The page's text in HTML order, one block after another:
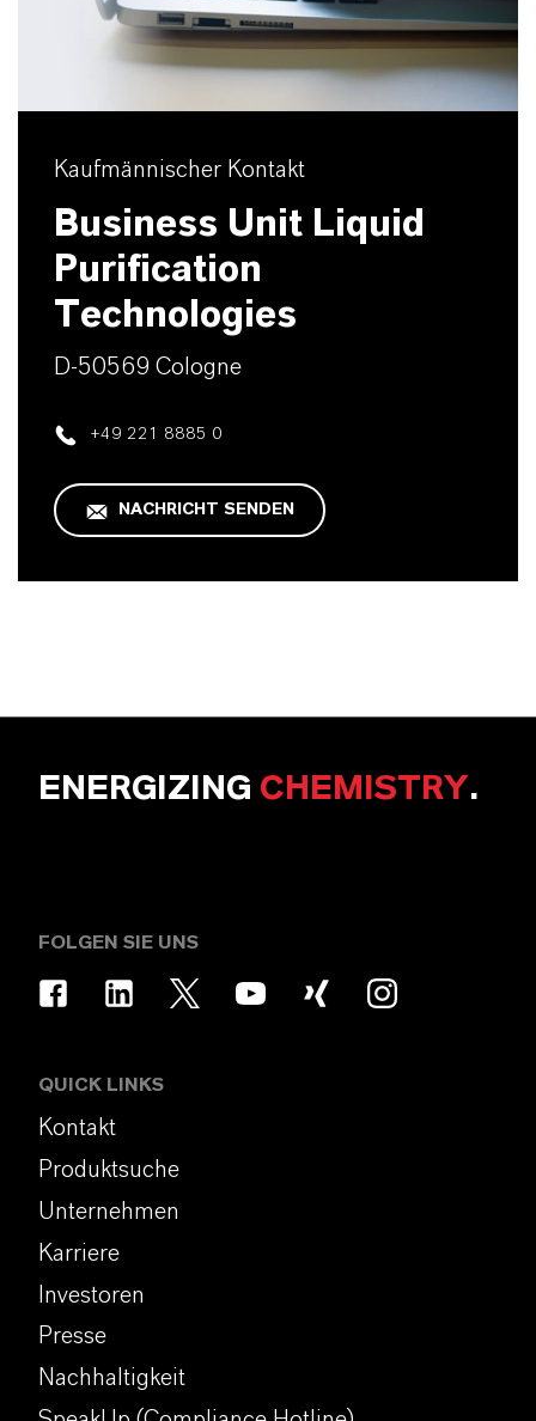
Kaufmännischer Kontakt
Business Unit Liquid
Purification
Technologies
D-50569 Cologne
+49 221 8885 0
NACHRICHT SENDEN
ENERGIZING CHEMISTRY.
FOLGEN SIE UNS
QUICK LINKS
Kontakt
Produktsuche
Unternehmen
Karriere
Investoren
Presse
Nachhaltigkeit